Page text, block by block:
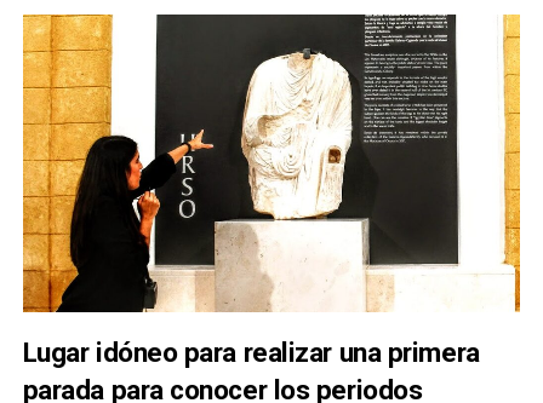
Lugar idóneo para realizar una primera
parada para conocer los periodos